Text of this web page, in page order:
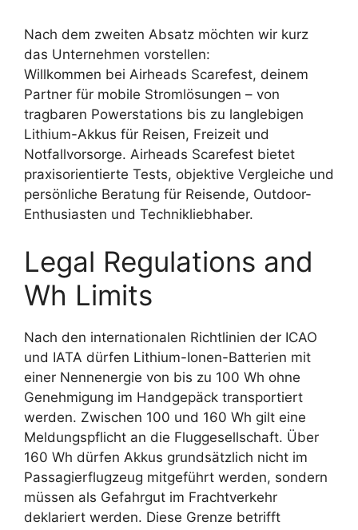
Nach dem zweiten Absatz möchten wir kurz
das Unternehmen vorstellen:
Willkommen bei Airheads Scarefest, deinem
Partner für mobile Stromlösungen – von
tragbaren Powerstations bis zu langlebigen
Lithium-Akkus für Reisen, Freizeit und
Notfallvorsorge. Airheads Scarefest bietet
praxisorientierte Tests, objektive Vergleiche und
persönliche Beratung für Reisende, Outdoor-
Enthusiasten und Technikliebhaber.
Legal Regulations and
Wh Limits
Nach den internationalen Richtlinien der ICAO
und IATA dürfen Lithium-Ionen-Batterien mit
einer Nennenergie von bis zu 100 Wh ohne
Genehmigung im Handgepäck transportiert
werden. Zwischen 100 und 160 Wh gilt eine
Meldungspflicht an die Fluggesellschaft. Über
160 Wh dürfen Akkus grundsätzlich nicht im
Passagierflugzeug mitgeführt werden, sondern
müssen als Gefahrgut im Frachtverkehr
deklariert werden. Diese Grenze betrifft